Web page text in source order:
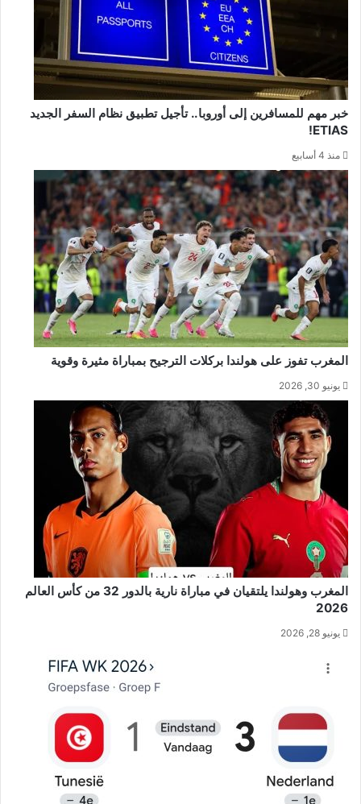
خبر مهم للمسافرين إلى أوروبا.. تأجيل تطبيق نظام السفر الجديد
ETIAS!
منذ 4 أسابيع
المغرب تفوز على هولندا بركلات الترجيح بمباراة مثيرة وقوية
يونيو 30, 2026
المغرب وهولندا يلتقيان في مباراة نارية بالدور 32 من كأس العالم
2026
يونيو 28, 2026